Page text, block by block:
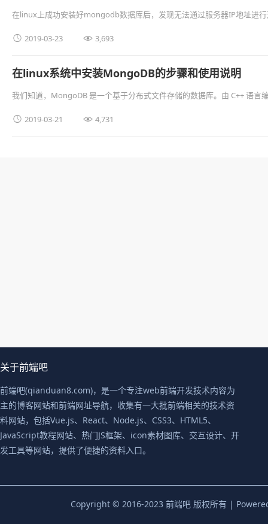
在linux上成功安装好mongodb数据库后，发现无法通过服务器IP地址进
 2019-03-23  3,693
在linux系统中安装MongoDB的步骤和使用说明
我们知道，MongoDB 是一个基于分布式文件存储的数据库。由 C++ 语言
 2019-03-21  4,731
关于前端吧
前端吧(qianduan8.com)，是一个专注web前端开发技术内容为
主的博客网站和前端网址导航，收集有一大批前端相关的技术资
料网站，包括Vue.js、React、Node.js、CSS3、HTML5、
JavaScript教程网站、热门JS框架、icon素材图库、交互设计、开
发工具等网站，提供了便捷的资料入口。
Copyright © 2016-2023 前端吧 版权所有 |